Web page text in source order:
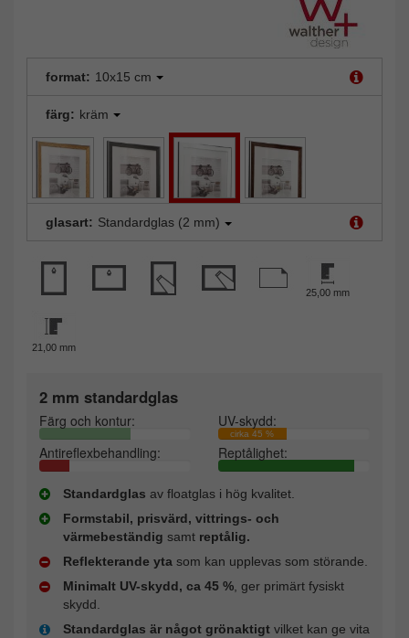
format: 10x15 cm
färg: kräm
glasart: Standardglas (2 mm)
25,00 mm
21,00 mm
2 mm standardglas
Färg och kontur: UV-skydd:
cirka 45 %
Antireflexbehandling: Reptålighet:
Standardglas av floatglas i hög kvalitet.
Formstabil, prisvärd, vittrings- och
värmebeständig samt reptålig.
Reflekterande yta som kan upplevas som störande.
Minimalt UV-skydd, ca 45 %, ger primärt fysiskt
skydd.
Standardglas är något grönaktigt vilket kan ge vita